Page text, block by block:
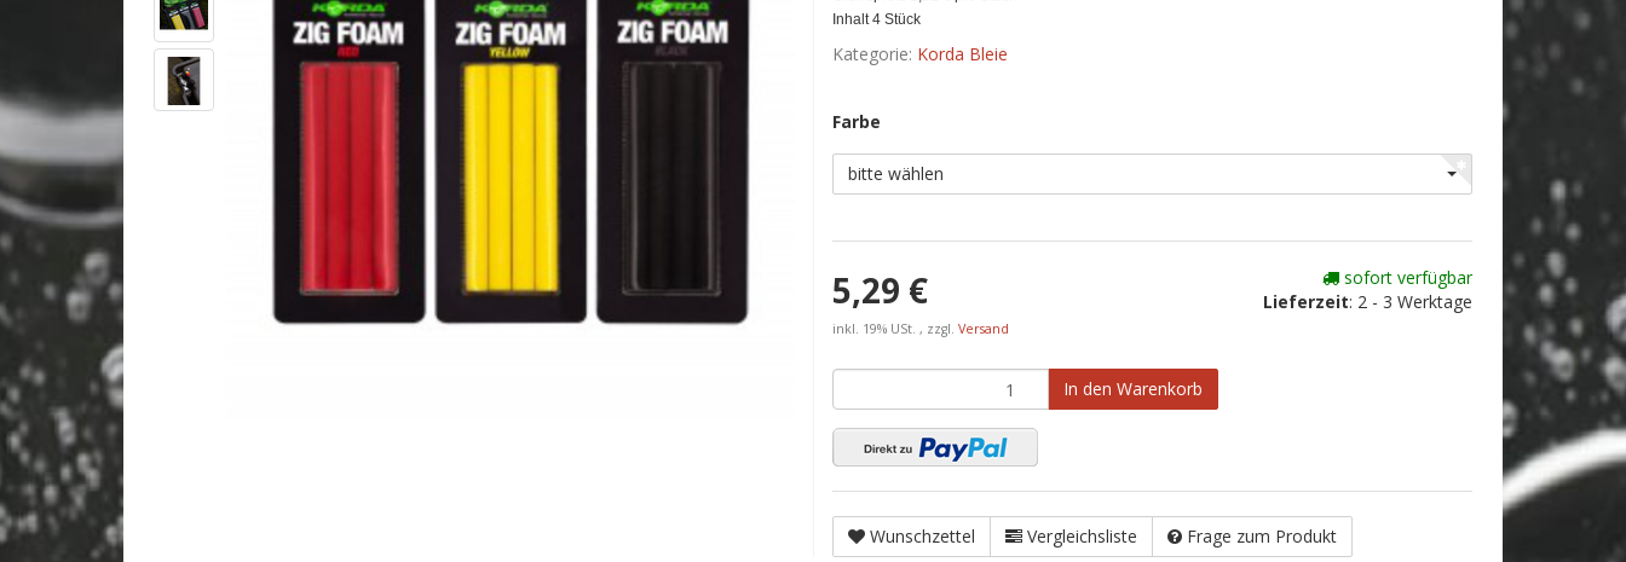
Inhalt 4 Stück
Kategorie: Korda Bleie
Farbe
bitte wählen
5,29 €
inkl. 19% USt. , zzgl. Versand
sofort verfügbar
Lieferzeit: 2 - 3 Werktage
In den Warenkorb
Wunschzettel Vergleichsliste Frage zum Produkt